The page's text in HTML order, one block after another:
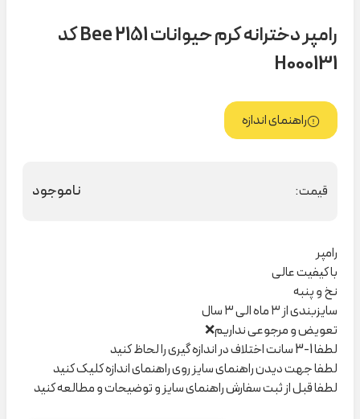
رامپر دخترانه کرم حیوانات 2151 Bee کد
H000131
راهنمای اندازه
قیمت: ناموجود
رامپر
با کیفیت عالی
نخ و پنبه
سایزبندی از ۳ ماه الی ۳ سال
تعویض و مرجوعی نداریم❌
لطفا 1-3 سانت اختلاف در اندازه گیری را لحاظ کنید
لطفا جهت دیدن راهنمای سایز روی راهنمای اندازه کلیک کنید
لطفا قبل از ثبت سفارش راهنمای سایز و توضیحات و مطالعه کنید